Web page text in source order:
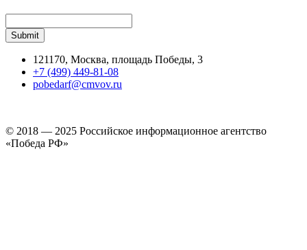
121170, Москва, площадь Победы, 3
+7 (499) 449-81-08
pobedarf@cmvov.ru
© 2018 — 2025 Российское информационное агентство
«Победа РФ»